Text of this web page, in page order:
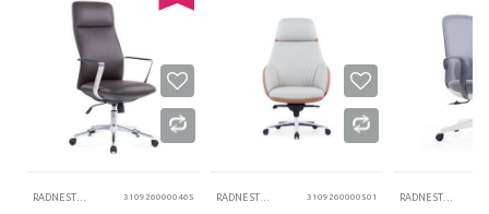
POŠALJI 3109260000465 3109260000501